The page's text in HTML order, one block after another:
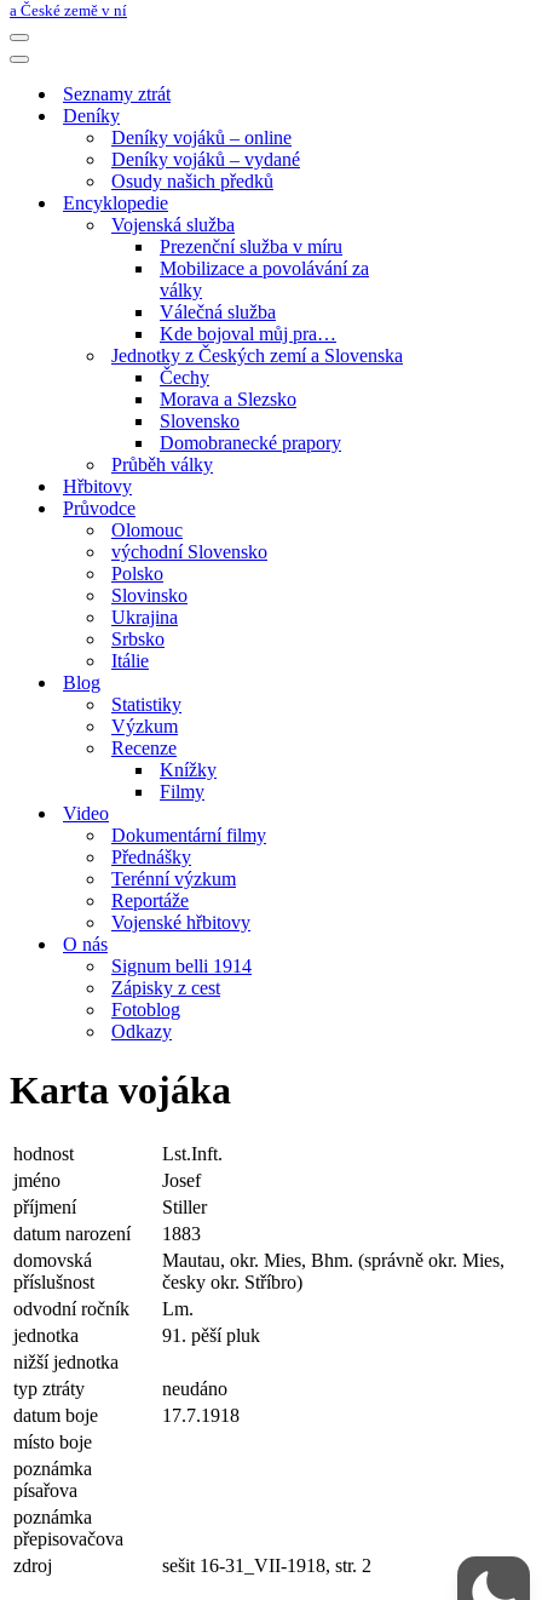
a České země v ní
Navigační
menu
Navigační
Seznamy ztrát
Deníky
Deníky vojáků – online
Deníky vojáků – vydané
Osudy našich předků
Encyklopedie
Vojenská služba
Prezenční služba v míru
Mobilizace a povolávání za
války
Válečná služba
Kde bojoval můj pra…
Jednotky z Českých zemí a Slovenska
Čechy
Morava a Slezsko
Slovensko
Domobranecké prapory
Průběh války
Hřbitovy
Průvodce
Olomouc
východní Slovensko
Polsko
Slovinsko
Ukrajina
Srbsko
Itálie
Blog
Statistiky
Výzkum
Recenze
Knížky
Filmy
Video
Dokumentární filmy
Přednášky
Terénní výzkum
Reportáže
Vojenské hřbitovy
O nás
Signum belli 1914
Zápisky z cest
Fotoblog
Odkazy
Karta vojáka
hodnost
Lst.Inft.
jméno
Josef
příjmení
Stiller
datum narození
1883
domovská
příslušnost
Mautau, okr. Mies, Bhm. (správně okr. Mies,
česky okr. Stříbro)
odvodní ročník
Lm.
jednotka
91. pěší pluk
nižší jednotka
typ ztráty
neudáno
datum boje
17.7.1918
místo boje
poznámka
písařova
poznámka
přepisovačova
zdroj
sešit 16-31_VII-1918, str. 2